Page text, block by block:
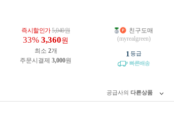
즉시할인가5,040원
33% 3,360원
최소 2개
주문시결제 3,000원
친구도매
(myrealgreen)
1 등급
빠른배송
공급사의 다른상품